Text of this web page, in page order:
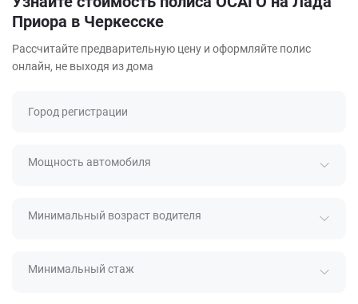
Приора в Черкесске
Рассчитайте предварительную цену и оформляйте полис
онлайн, не выходя из дома
Город регистрации
Мощность автомобиля
Минимальный возраст водителя
Минимальный стаж